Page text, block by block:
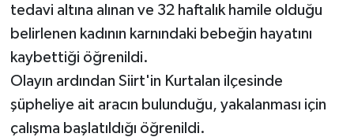
tedavi altına alınan ve 32 haftalık hamile olduğu
belirlenen kadının karnındaki bebeğin hayatını
kaybettiği öğrenildi.
Olayın ardından Siirt'in Kurtalan ilçesinde
şüpheliye ait aracın bulunduğu, yakalanması için
çalışma başlatıldığı öğrenildi.